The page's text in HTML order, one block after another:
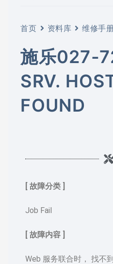
首页 资料库 维修手
施乐027-
SRV.
FOUND
[ 故障分类 ]
Job Fail
[ 故障内容 ]
Web 服务联合时， 找不